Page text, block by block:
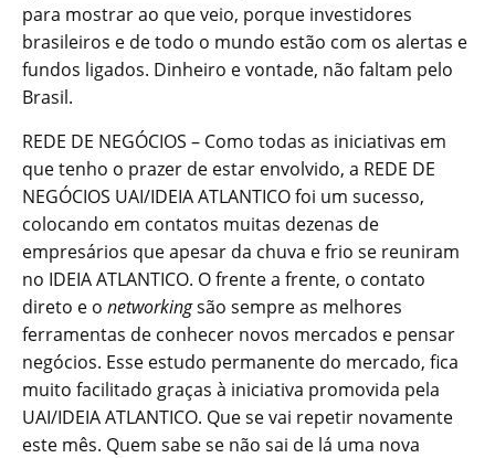
para mostrar ao que veio, porque investidores
brasileiros e de todo o mundo estão com os alertas e
fundos ligados. Dinheiro e vontade, não faltam pelo
Brasil.
REDE DE NEGÓCIOS – Como todas as iniciativas em
que tenho o prazer de estar envolvido, a REDE DE
NEGÓCIOS UAI/IDEIA ATLANTICO foi um sucesso,
colocando em contatos muitas dezenas de
empresários que apesar da chuva e frio se reuniram
no IDEIA ATLANTICO. O frente a frente, o contato
direto e o networkingsão sempre as melhores
ferramentas de conhecer novos mercados e pensar
negócios. Esse estudo permanente do mercado, fica
muito facilitado graças à iniciativa promovida pela
UAI/IDEIA ATLANTICO. Que se vai repetir novamente
este mês. Quem sabe se não sai de lá uma nova